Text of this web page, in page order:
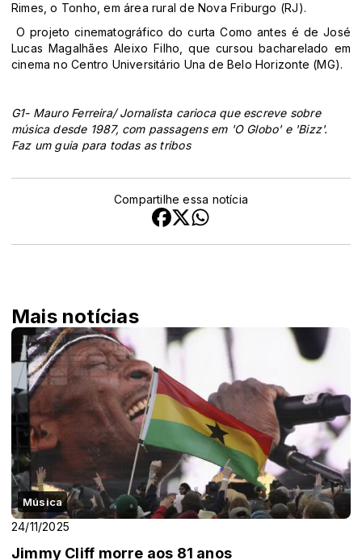
Rimes, o Tonho, em área rural de Nova Friburgo (RJ).
O projeto cinematográfico do curta Como antes é de José
Lucas Magalhães Aleixo Filho, que cursou bacharelado em
cinema no Centro Universitário Una de Belo Horizonte (MG).
G1- Mauro Ferreira/ Jornalista carioca que escreve sobre
música desde 1987, com passagens em 'O Globo' e 'Bizz'.
Faz um guia para todas as tribos
Compartilhe essa notícia
Mais notícias
Música
24/11/2025
Jimmy Cliff morre aos 81 anos